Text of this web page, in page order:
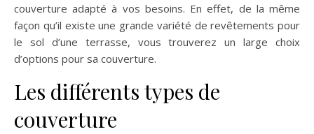
couverture adapté à vos besoins. En effet, de la même
façon qu’il existe une grande variété de revêtements pour
le sol d’une terrasse, vous trouverez un large choix
d’options pour sa couverture.
Les différents types de
couverture